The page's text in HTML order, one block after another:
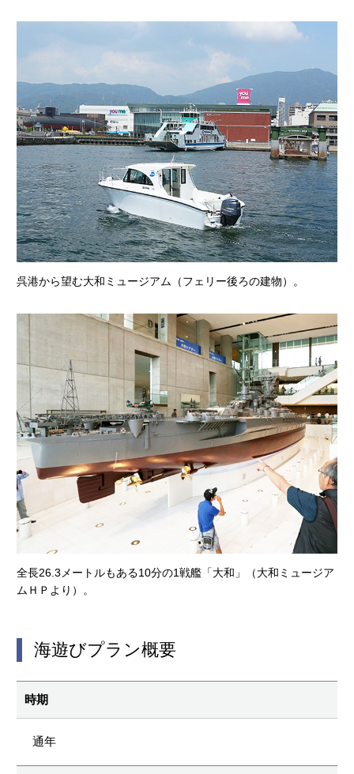
呉港から望む大和ミュージアム（フェリー後ろの建物）。
全長26.3メートルもある10分の1戦艦「大和」（大和ミュージア
ムＨＰより）。
海遊びプラン概要
時期
通年